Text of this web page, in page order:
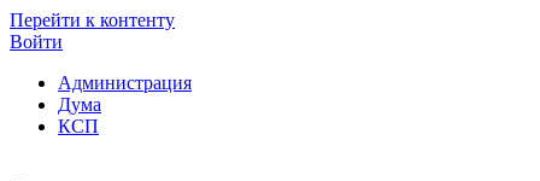
Перейти к контенту
Войти
Администрация
Дума
КСП